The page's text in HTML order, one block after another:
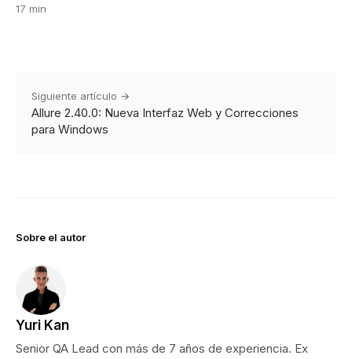
17 min
Siguiente artículo →
Allure 2.40.0: Nueva Interfaz Web y Correcciones
para Windows
Sobre el autor
Yuri Kan
Senior QA Lead con más de 7 años de experiencia. Ex